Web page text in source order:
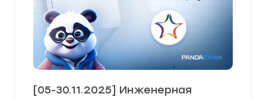
[05-30.11.2025] Инженерная